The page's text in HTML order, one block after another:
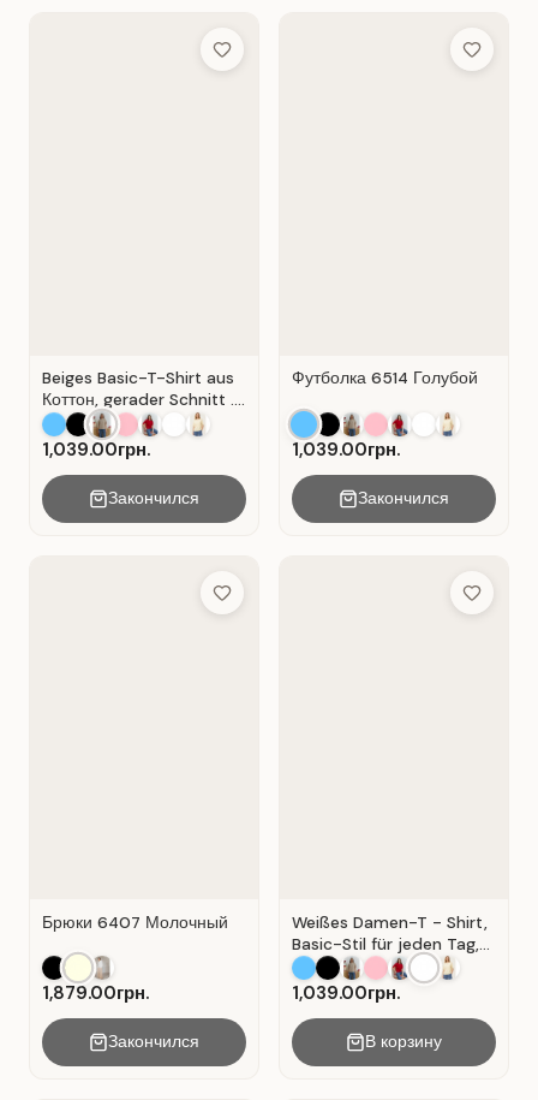
Add to Wish List
Beiges Basic-T-Shirt aus
Коттон, gerader Schnitt .
Beige.
1,039.00грн.
Закончился
Add to
Футболка 6514 Голубой
1,039.00грн.
Закончился
Add to Wish List
Брюки 6407 Молочный
1,879.00грн.
Закончился
Add to
Weißes Damen-T - Shirt,
Basic-Stil für jeden Tag,
Material: Weißer Kater
1,039.00грн.
В корзину